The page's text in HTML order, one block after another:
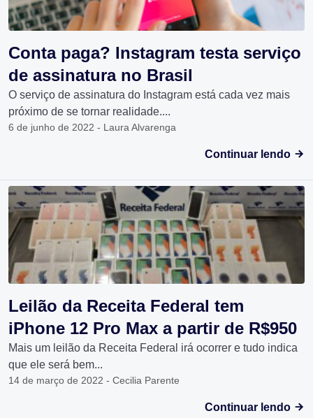
Conta paga? Instagram testa serviço
de assinatura no Brasil
O serviço de assinatura do Instagram está cada vez mais
próximo de se tornar realidade....
6 de junho de 2022 - Laura Alvarenga
Continuar lendo
Leilão da Receita Federal tem
iPhone 12 Pro Max a partir de R$950
Mais um leilão da Receita Federal irá ocorrer e tudo indica
que ele será bem...
14 de março de 2022 - Cecilia Parente
Continuar lendo